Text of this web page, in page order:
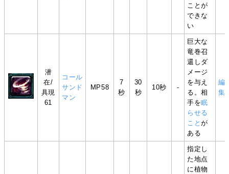
ことが
できな
い
潜
在/
具現
61
コール
サンド
マン
MP58
7
秒
30
秒
10秒 -
巨大な
竜巻召
還しダ
メージ
を与え
る。相
手を眠
らせる
ことが
ある
編
集
指定し
た地点
に植物